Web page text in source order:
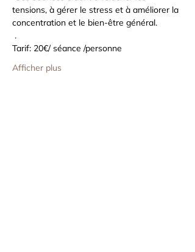
tensions, à gérer le stress et à améliorer la
concentration et le bien-être général.
.
Tarif: 20€/ séance /personne
Afficher plus